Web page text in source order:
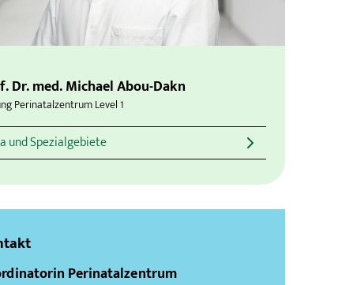
Dr. med. Michael Abou-Dakn
Perinatalzentrum Level 1
und Spezialgebiete
Perinatalzentrum